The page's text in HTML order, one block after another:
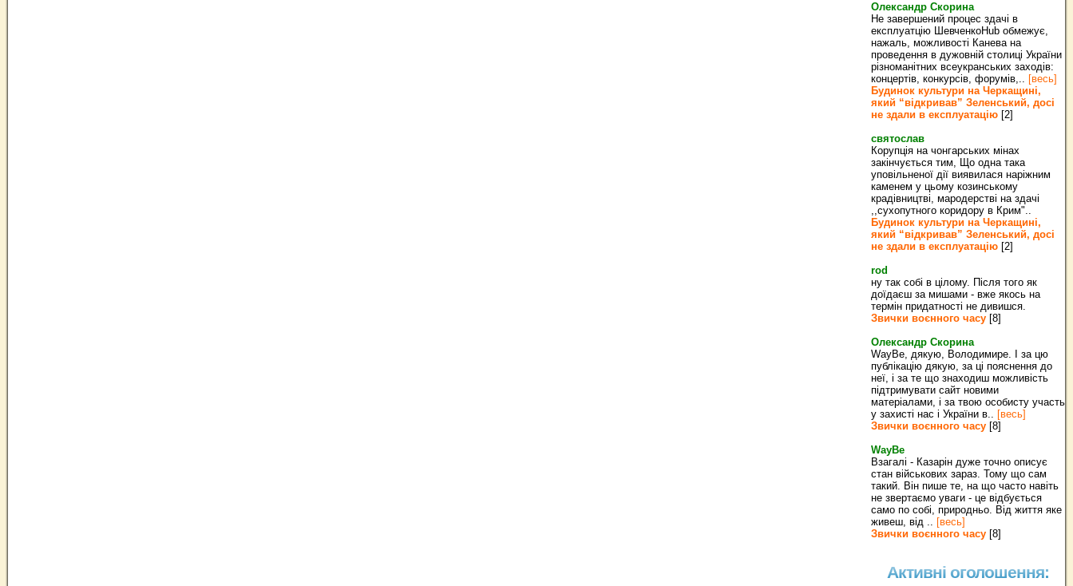
Олександр Скорина
Не завершений процес здачі в
експлуатцію ШевченкоHub обмежує,
нажаль, можливості Канева на
проведення в дужовній столиці України
різноманітних всеукранських заходів:
концертів, конкурсів, форумів,.. [весь]
Будинок культури на Черкащині,
який “відкривав” Зеленський, досі
не здали в експлуатацію [2]
святослав
Корупція на чонгарських мінах
закінчується тим, Що одна така
уповільненої дії виявилася наріжним
каменем у цьому козинському
крадівництві, мародерстві на здачі
,,сухопутного коридору в Крим"..
Будинок культури на Черкащині,
який “відкривав” Зеленський, досі
не здали в експлуатацію [2]
rod
ну так собі в цілому. Після того як
доїдаєш за мишами - вже якось на
термін придатності не дивишся.
Звички воєнного часу [8]
Олександр Скорина
WayBe, дякую, Володимире. І за цю
публікацію дякую, за ці пояснення до
неї, і за те що знаходиш можливість
підтримувати сайт новими
матеріалами, і за твою особисту участь
у захисті нас і України в.. [весь]
Звички воєнного часу [8]
WayBe
Взагалі - Казарін дуже точно описує
стан військових зараз. Тому що сам
такий. Він пише те, на що часто навіть
не звертаємо уваги - це відбується
само по собі, природньо. Від життя яке
живеш, від .. [весь]
Звички воєнного часу [8]
Активні оголошення: